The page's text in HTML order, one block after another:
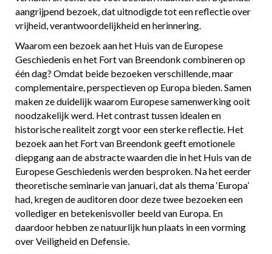
aangrijpend bezoek, dat uitnodigde tot een reflectie over
vrijheid, verantwoordelijkheid en herinnering.
Waarom een bezoek aan het Huis van de Europese
Geschiedenis en het Fort van Breendonk combineren op
één dag? Omdat beide bezoeken verschillende, maar
complementaire, perspectieven op Europa bieden. Samen
maken ze duidelijk waarom Europese samenwerking ooit
noodzakelijk werd. Het contrast tussen idealen en
historische realiteit zorgt voor een sterke reflectie. Het
bezoek aan het Fort van Breendonk geeft emotionele
diepgang aan de abstracte waarden die in het Huis van de
Europese Geschiedenis werden besproken. Na het eerder
theoretische seminarie van januari, dat als thema ‘Europa’
had, kregen de auditoren door deze twee bezoeken een
vollediger en betekenisvoller beeld van Europa. En
daardoor hebben ze natuurlijk hun plaats in een vorming
over Veiligheid en Defensie.